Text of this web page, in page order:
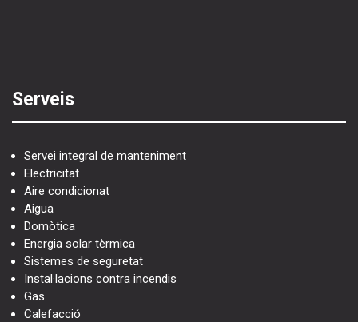
Serveis
Servei integral de manteniment
Electricitat
Aire condicionat
Aigua
Domòtica
Energia solar tèrmica
Sistemes de seguretat
Instal·lacions contra incendis
Gas
Calefacció